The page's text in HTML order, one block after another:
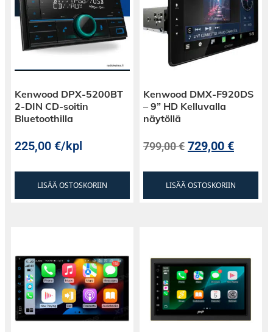
Kenwood DPX-5200BT
2-DIN CD-soitin
Bluetoothilla
225,00€/kpl
LISÄÄ OSTOSKORIIN
Kenwood DMX-F920DS
– 9” HD Kelluvalla
näytöllä
799,00€ 729,00€
LISÄÄ OSTOSKORIIN